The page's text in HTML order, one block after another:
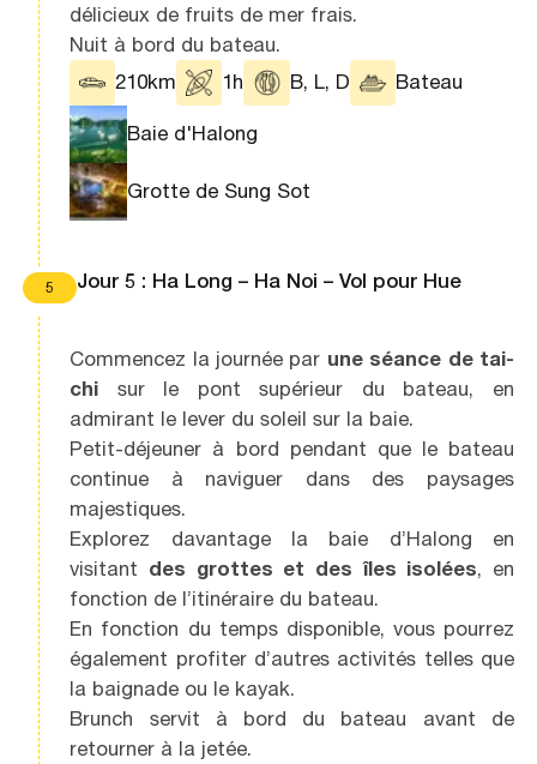
délicieux de fruits de mer frais.
Nuit à bord du bateau.
210km
1h B, L, D Bateau
Baie d'Halong
Grotte de Sung Sot
5 Jour 5 : Ha Long – Ha Noi – Vol pour Hue
Commencez la journée par une séance de tai-
chi sur le pont supérieur du bateau, en
admirant le lever du soleil sur la baie.
Petit-déjeuner à bord pendant que le bateau
continue à naviguer dans des paysages
majestiques.
Explorez davantage la baie d’Halong en
visitant des grottes et des îles isolées, en
fonction de l’itinéraire du bateau.
En fonction du temps disponible, vous pourrez
également profiter d’autres activités telles que
la baignade ou le kayak.
Brunch servit à bord du bateau avant de
retourner à la jetée.